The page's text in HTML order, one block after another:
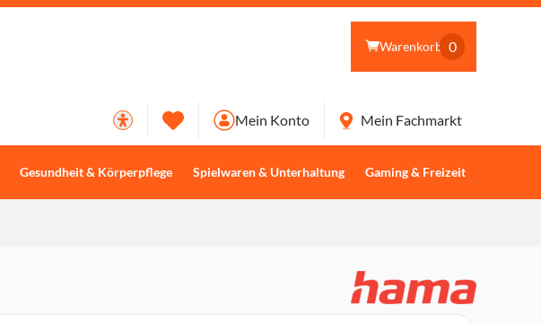
Warenkorb 0
Gesundheit & Körperpflege Spielwaren & Unterhaltung Gaming & Freizeit
Mein Konto Mein Fachmarkt